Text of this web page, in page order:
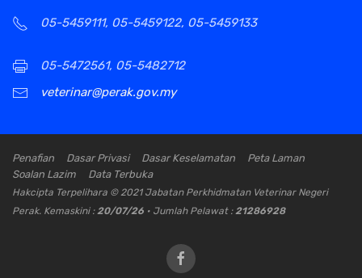
05-5459111, 05-5459122, 05-5459133
05-5472561, 05-5482712
veterinar@perak.gov.my
Penafian Dasar Privasi Dasar Keselamatan
Peta Laman
Soalan Lazim
Data Terbuka
Hakcipta Terpelihara © 2021 Jabatan Perkhidmatan Veterinar Negeri
Perak. Kemaskini :20/07/26 • Jumlah Pelawat :21286928